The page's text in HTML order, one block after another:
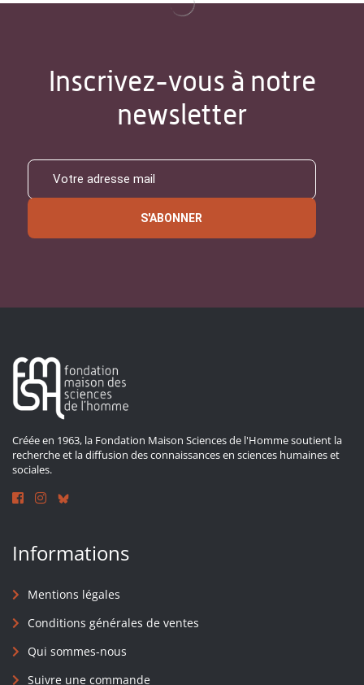
Inscrivez-vous à notre
newsletter
S'ABONNER
Créée en 1963, la Fondation Maison Sciences de l'Homme soutient la
recherche et la diffusion des connaissances en sciences humaines et
sociales.
Informations
Mentions légales
Conditions générales de ventes
Qui sommes-nous
Suivre une commande